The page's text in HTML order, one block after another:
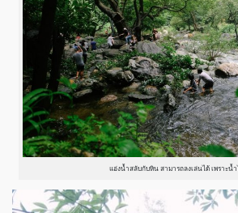
แอ่งน้ำสลับกับหิน สามารถลงเล่นได้ เพราะน้